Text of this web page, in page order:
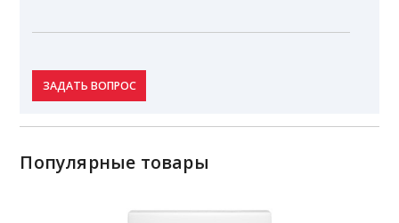
ЗАДАТЬ ВОПРОС
Популярные товары